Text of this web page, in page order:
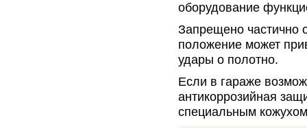
оборудование
Запрещено частично
положение может
удары о полотно.
Если в гараже
антикоррозийная
специальным